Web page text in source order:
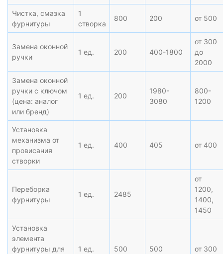
Чистка, смазка
фурнитуры
1
створка
800 200 от 500
Замена оконной
ручки
1 ед. 200 400-1800
от 300
до
2000
Замена оконной
ручки с ключом
(цена: аналог
или бренд)
1 ед. 200
1980-
3080
800-
1200
Установка
механизма от
провисания
створки
1 ед. 400 405 от 400
Переборка
фурнитуры
1 ед. 2485
от
1200,
1400,
1450
Установка
элемента
фурнитуры для
1 ед. 500 500 от 300